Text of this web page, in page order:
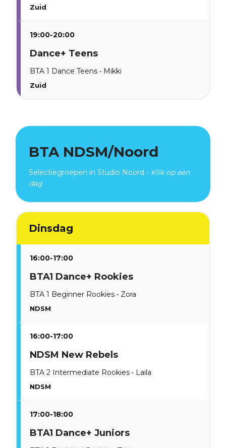
Zuid
19:00-20:00
Dance+ Teens
BTA 1 Dance Teens • Mikki
Zuid
BTA NDSM/Noord
Selectiegroepen in Studio Noord - Klik op een
dag
Dinsdag
16:00-17:00
BTA1 Dance+ Rookies
BTA 1 Beginner Rookies • Zora
NDSM
16:00-17:00
NDSM New Rebels
BTA 2 Intermediate Rookies • Laila
NDSM
17:00-18:00
BTA1 Dance+ Juniors